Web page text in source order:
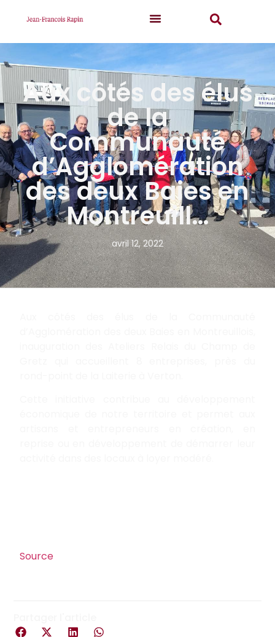
Aux côtés des élus
de la
Communauté
d’Agglomération
des deux Baies en
Montreuill…
avril 12, 2022
Source